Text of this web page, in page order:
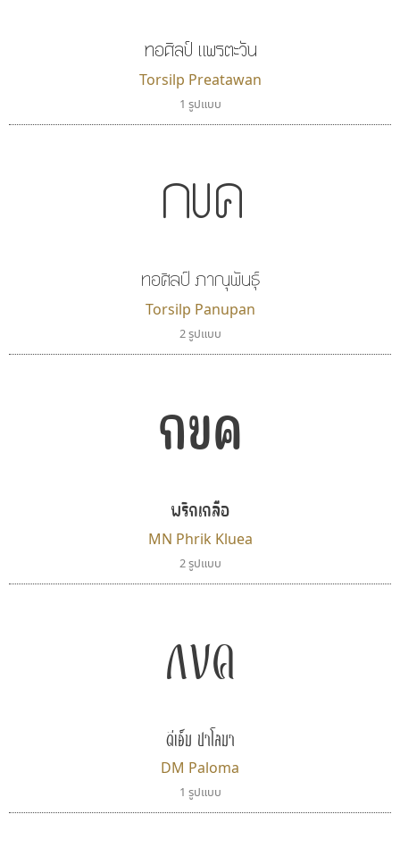
ทอศิลป์ แพรตะวัน
Torsilp Preatawan
1 รูปแบบ
กขค
ทอศิลป์ ภาณุพันธุ์
Torsilp Panupan
2 รูปแบบ
กขค
พริกเกลือ
MN Phrik Kluea
2 รูปแบบ
กขค
ดีเอ็ม ปาโลมา
DM Paloma
1 รูปแบบ